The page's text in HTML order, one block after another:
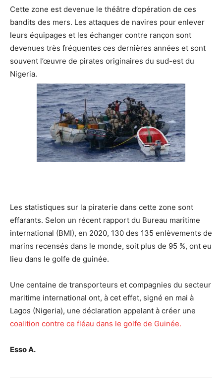
Cette zone est devenue le théâtre d’opération de ces
bandits des mers. Les attaques de navires pour enlever
leurs équipages et les échanger contre rançon sont
devenues très fréquentes ces dernières années et sont
souvent l’œuvre de pirates originaires du sud-est du
Nigeria.
Les statistiques sur la piraterie dans cette zone sont
effarants. Selon un récent rapport du Bureau maritime
international (BMI), en 2020, 130 des 135 enlèvements de
marins recensés dans le monde, soit plus de 95 %, ont eu
lieu dans le golfe de guinée.
Une centaine de transporteurs et compagnies du secteur
maritime international ont, à cet effet, signé en mai à
Lagos (Nigeria), une déclaration appelant à créer une
coalition contre ce fléau dans le golfe de Guinée.
Esso A.